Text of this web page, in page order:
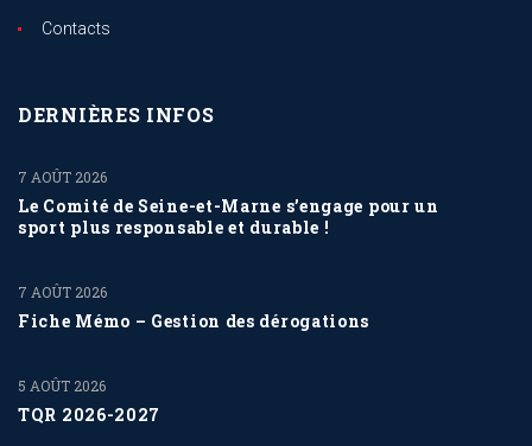
Contacts
DERNIÈRES INFOS
Le Comité de Seine-et-Marne s’engage pour un
sport plus responsable et durable !
7 AOÛT 2026
Fiche Mémo – Gestion des dérogations
7 AOÛT 2026
TQR 2026-2027
5 AOÛT 2026